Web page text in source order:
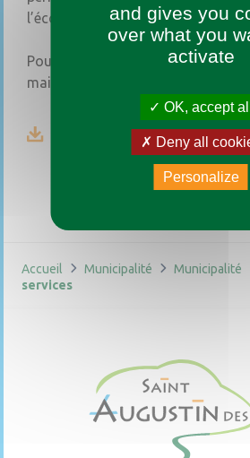
l’école publique.
Pour en savoir plus, consultez
mairie.
Organigramme 2025-
Accueil Municipalité Municipalité
services
and gives you
over what you
activate
OK, accept all
Deny all
Personalize